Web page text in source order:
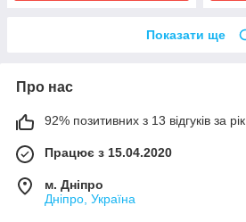
Показати ще
Про нас
92% позитивних з 13 відгуків за рік
Працює з 15.04.2020
м. Дніпро
Дніпро, Україна